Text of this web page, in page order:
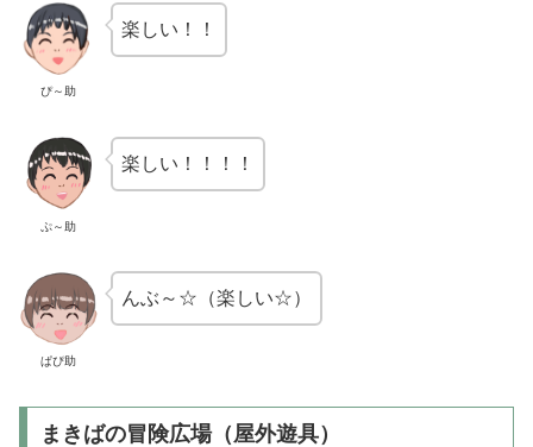
ぴ～助
楽しい！！
ぷ～助
楽しい！！！！
ぱぴ助
んぶ～☆（楽しい☆）
まきばの冒険広場（屋外遊具）